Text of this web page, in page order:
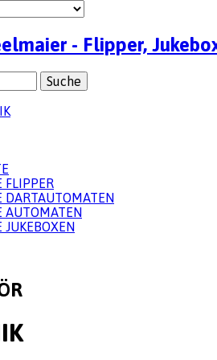
FLIPPER
DARTAUTOMATEN
AUTOMATEN
JUKEBOXEN